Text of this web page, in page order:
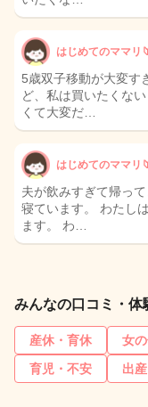
はじめてのママリ
5歳双子移動が大変す
ど、私は買いたくな
くて大変だ…
はじめてのママリ
夫が飲みすぎて帰っ
寝ています。 わたし
ます。 わ…
みんなの口コミ・体
産休・育休 女
育児・不安
出